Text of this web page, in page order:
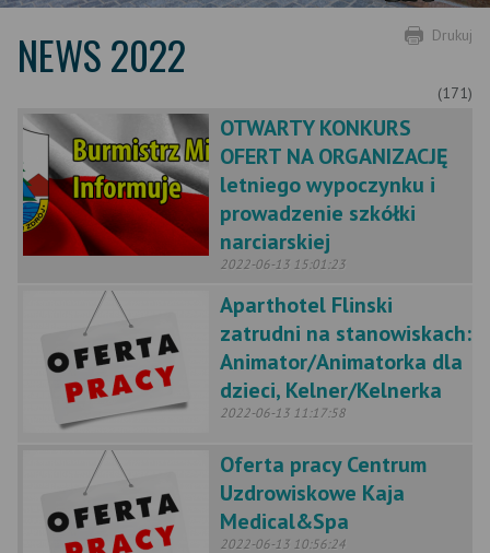
Drukuj
NEWS 2022
(171)
OTWARTY KONKURS
OFERT NA ORGANIZACJĘ
letniego wypoczynku i
prowadzenie szkółki
narciarskiej
2022-06-13 15:01:23
Aparthotel Flinski
zatrudni na stanowiskach:
Animator/Animatorka dla
dzieci, Kelner/Kelnerka
2022-06-13 11:17:58
Oferta pracy Centrum
Uzdrowiskowe Kaja
Medical&Spa
2022-06-13 10:56:24